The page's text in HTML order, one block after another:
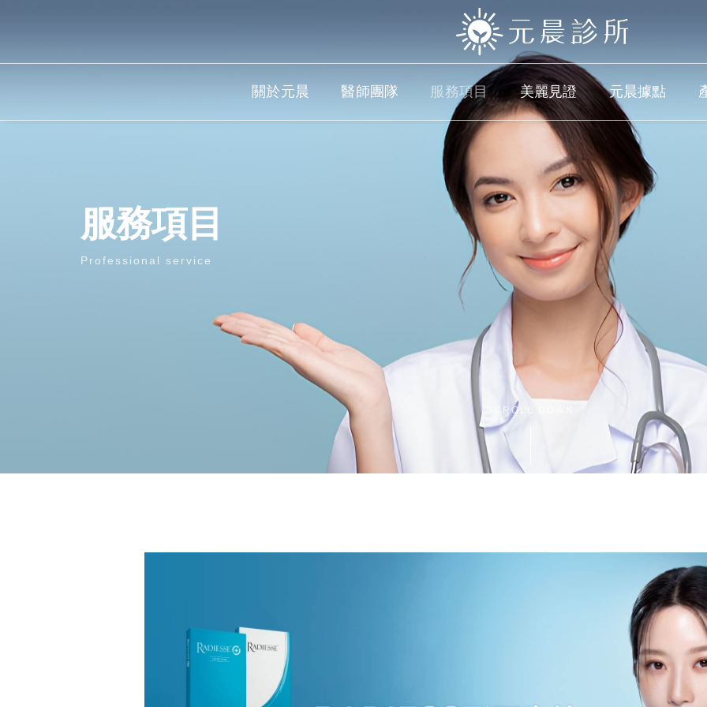
關於元晨 醫師團隊 服務項目 美麗見證 元晨據點
服務項目
Professional service
SCROLL DOWN